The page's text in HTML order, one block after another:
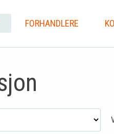
FORHANDLERE